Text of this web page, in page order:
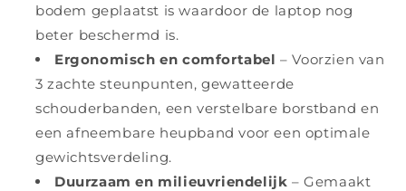
bodem geplaatst is waardoor de laptop nog
beter beschermd is.
Ergonomisch en comfortabel – Voorzien van
3 zachte steunpunten, gewatteerde
schouderbanden, een verstelbare borstband en
een afneembare heupband voor een optimale
gewichtsverdeling.
Duurzaam en milieuvriendelijk – Gemaakt